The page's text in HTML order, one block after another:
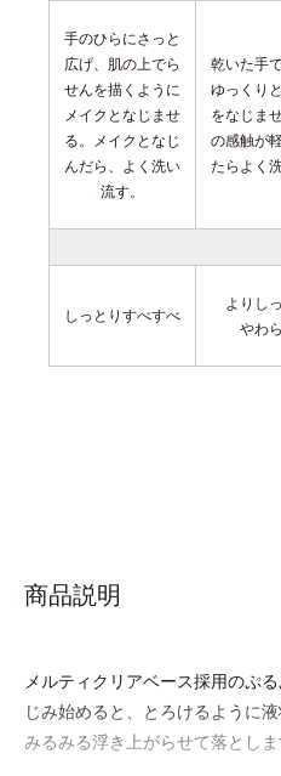
手のひらにさっと
広げ、肌の上でら
せんを描くように
メイクとなじませ
る。メイクとなじ
んだら、よく洗い
流す。
乾いた手
ゆっくり
をなじま
の感触が
たらよく
しっとりすべすべ
よりし
やわ
商品説明
メルティクリアベース採用のぷ
じみ始めると、とろけるように
みるみる浮き上がらせて落としま